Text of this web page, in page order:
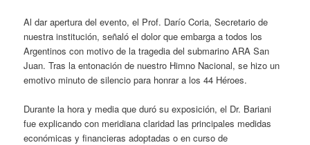
Al dar apertura del evento, el Prof. Darío Coria, Secretario de
nuestra institución, señaló el dolor que embarga a todos los
Argentinos con motivo de la tragedia del submarino ARA San
Juan. Tras la entonación de nuestro Himno Nacional, se hizo un
emotivo minuto de silencio para honrar a los 44 Héroes.
Durante la hora y media que duró su exposición, el Dr. Bariani
fue explicando con meridiana claridad las principales medidas
económicas y financieras adoptadas o en curso de